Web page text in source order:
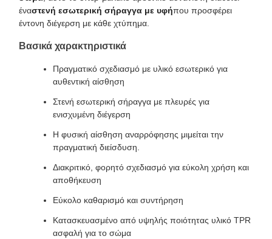
έναστενή εσωτερική σήραγγα με υφήπου προσφέρει
έντονη διέγερση με κάθε χτύπημα.
Βασικά χαρακτηριστικά
Πραγματικό σχεδιασμό με υλικό εσωτερικό για
αυθεντική αίσθηση
Στενή εσωτερική σήραγγα με πλευρές για
ενισχυμένη διέγερση
Η φυσική αίσθηση αναρρόφησης μιμείται την
πραγματική διείσδυση.
Διακριτικό, φορητό σχεδιασμό για εύκολη χρήση και
αποθήκευση
Εύκολο καθαρισμό και συντήρηση
Κατασκευασμένο από υψηλής ποιότητας υλικό TPR
ασφαλή για το σώμα